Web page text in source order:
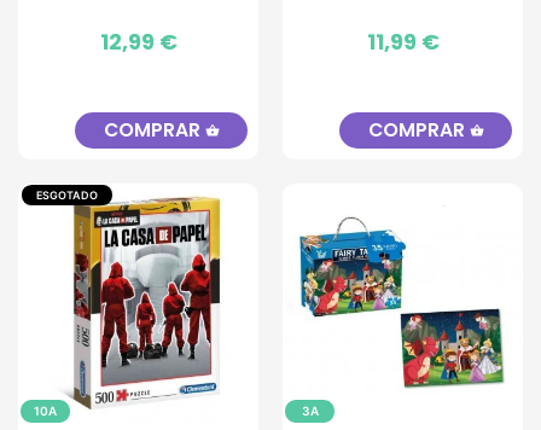
Preço
12,99 €
COMPRAR shopping_basket
Preço
11,99 €
COMPRAR shopping_basket
ESGOTADO
10A 3A